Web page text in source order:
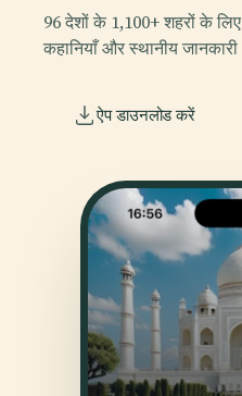
96 देशों के 1,100+ शहरों के
कहानियाँ और स्थानीय
ऐप डाउनलोड करें